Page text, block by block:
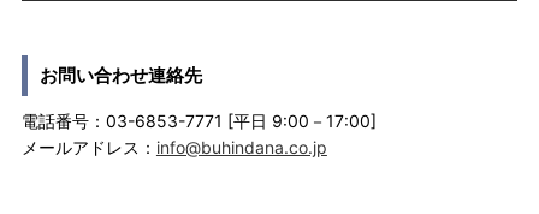
お問い合わせ連絡先
電話番号：03-6853-7771 [平日 9:00－17:00]
メールアドレス： info@buhindana.co.jp